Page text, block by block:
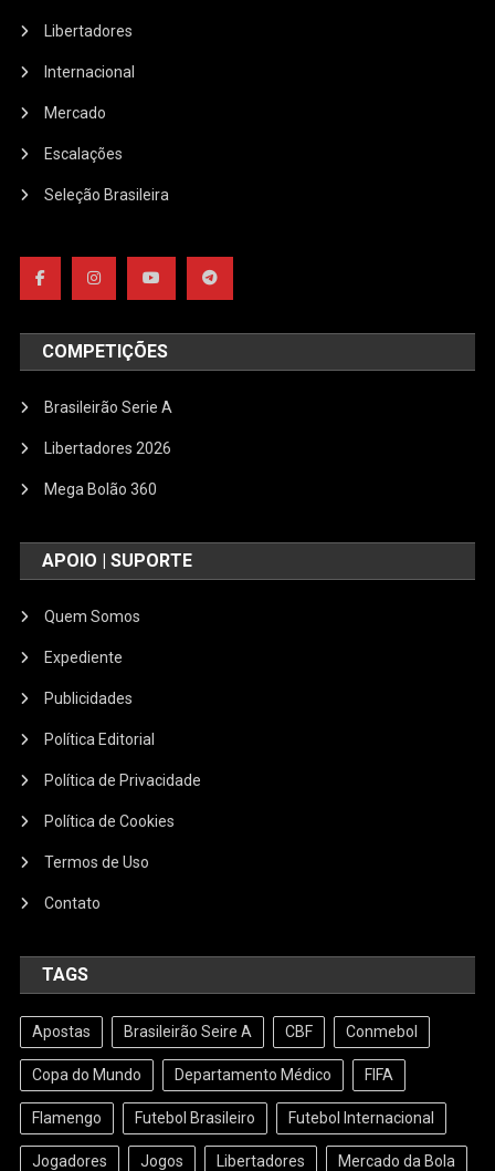
Libertadores
Internacional
Mercado
Escalações
Seleção Brasileira
COMPETIÇÕES
Brasileirão Serie A
Libertadores 2026
Mega Bolão 360
APOIO | SUPORTE
Quem Somos
Expediente
Publicidades
Política Editorial
Política de Privacidade
Política de Cookies
Termos de Uso
Contato
TAGS
Apostas Brasileirão Seire A CBF Conmebol
Copa do Mundo Departamento Médico FIFA
Flamengo Futebol Brasileiro Futebol Internacional
Jogadores Jogos Libertadores Mercado da Bola